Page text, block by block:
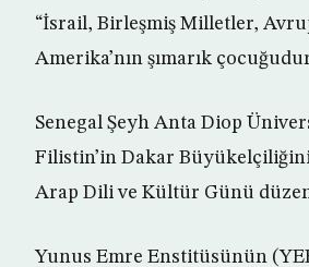
“İsrail, Birleşmiş Milletler,
Amerika’nın şımarık
Senegal Şeyh Anta Diop
Filistin’in Dakar
Arap Dili ve Kültür Günü
Yunus Emre Enstitüsünün